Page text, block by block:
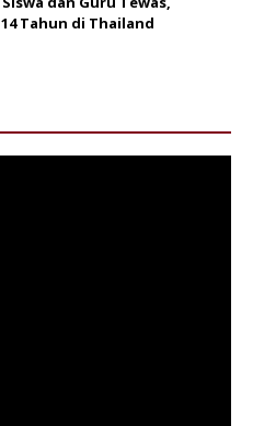
Tahun di Thailand